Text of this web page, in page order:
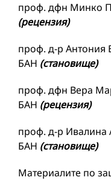
проф. дфн Минко
(рецензия)
проф. д-р Антония
БАН (становище)
проф. дфн Вера
БАН (рецензия)
проф. д-р
БАН (становище)
Материалите по